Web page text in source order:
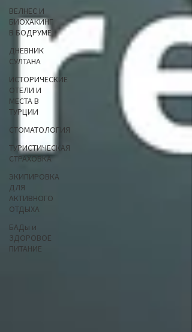
ВЕЛНЕС И
БИОХАКИНГ
В БОДРУМЕ
ДНЕВНИК
СУЛТАНА
ИСТОРИЧЕСКИЕ
ОТЕЛИ И
МЕСТА В
ТУРЦИИ
СТОМАТОЛОГИЯ
ТУРИСТИЧЕСКАЯ
СТРАХОВКА
ЭКИПИРОВКА
ДЛЯ
АКТИВНОГО
ОТДЫХА
БАДы и
ЗДОРОВОЕ
ПИТАНИЕ